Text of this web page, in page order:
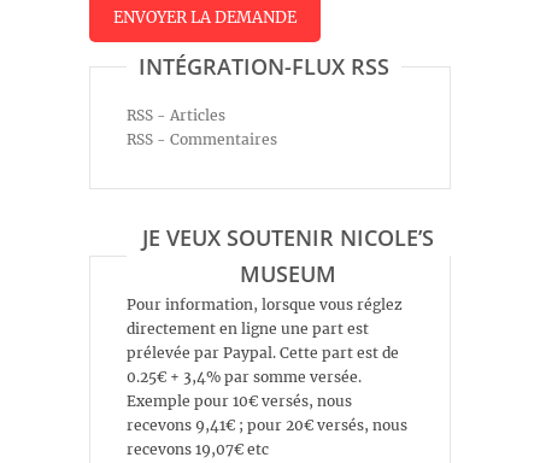
INTÉGRATION-FLUX RSS
RSS - Articles
RSS - Commentaires
JE VEUX SOUTENIR NICOLE’S
MUSEUM
Pour information, lorsque vous réglez
directement en ligne une part est
prélevée par Paypal. Cette part est de
0.25€ + 3,4% par somme versée.
Exemple pour 10€ versés, nous
recevons 9,41€ ; pour 20€ versés, nous
recevons 19,07€ etc